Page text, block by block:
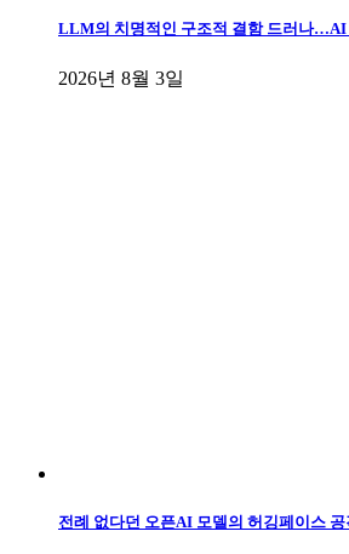
LLM의 치명적인 구조적 결함 드러나…AI
2026년 8월 3일
전례 없다던 오픈AI 모델의 허깅페이스